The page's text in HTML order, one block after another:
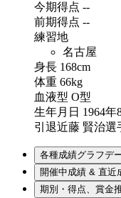
今期得点 --
前期得点 --
練習地
名古屋
身長 168cm
体重 66kg
血液型 O型
生年月日 1964年
引退近藤 賢治選
各種成績グラフデ
開催中成績 & 直近
期別・得点、賞金